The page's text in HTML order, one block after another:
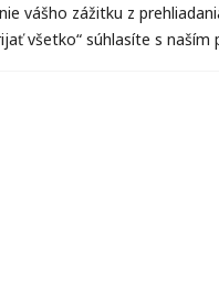
vášho zážitku z
všetko“ súhlasíte s naším